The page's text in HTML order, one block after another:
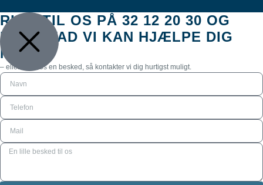
RING TIL OS PÅ 32 12 20 30 OG
HØR HVAD VI KAN HJÆLPE DIG
MED
– eller send os en besked, så kontakter vi dig hurtigst muligt.